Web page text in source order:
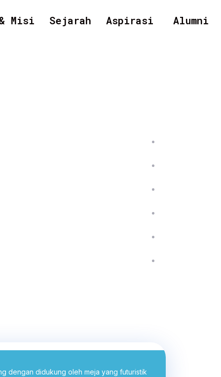
Misi Sejarah Aspirasi Alumni
dengan didukung oleh meja yang futuristik